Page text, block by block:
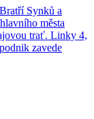
Synků a
města
trať. Linky 4,
zavede